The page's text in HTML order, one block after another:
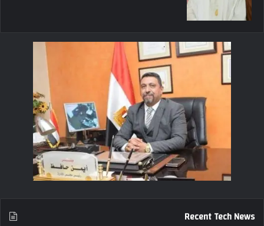
Recent Tech News